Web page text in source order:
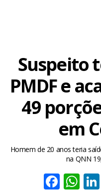
Suspeito
PMDF e
49
em
Homem de 20 anos teria
na QNN